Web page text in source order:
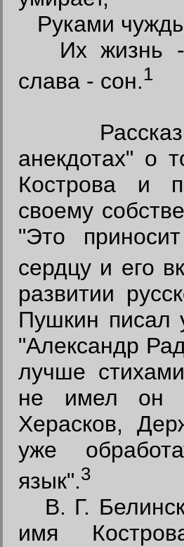
Руками
Их жизнь -
слава - сон.1
анекдотах" о
Кострова и
своему
"Это
сердцу и его
развитии
Пушкин писал
"Александр
лучше
не имел он
Херасков,
уже
язык".3
В. Г.
имя